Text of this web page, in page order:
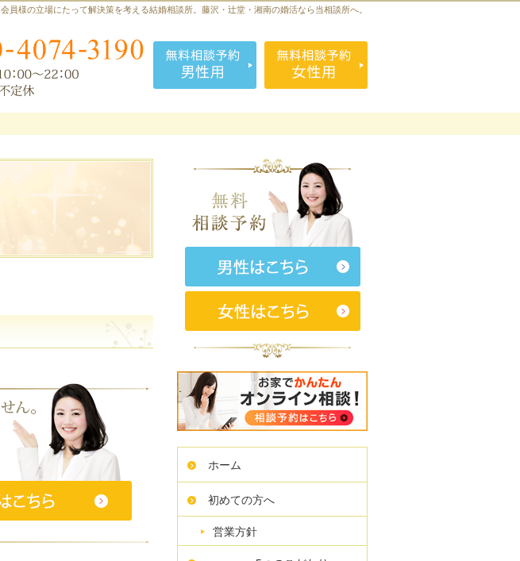
会員様の立場にたって解決策を考える結婚相談所。藤沢・辻堂・湘南の婚活なら当相談所へ。
ホーム
初めての方へ
営業方針
お気軽にお問合せ・ご相談ください
無料相談予約男性用